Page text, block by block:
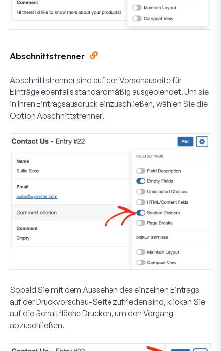
Abschnittstrenner
Abschnittstrenner sind auf der Vorschauseite für
Einträge ebenfalls standardmäßig ausgeblendet. Um sie
in Ihren Eintragsausdruck einzuschließen, wählen Sie die
Option Abschnittstrenner.
Sobald Sie mit dem Aussehen des einzelnen Eintrags
auf der Druckvorschau-Seite zufrieden sind, klicken Sie
auf die SchaltflächeDrucken, um den Vorgang
abzuschließen.